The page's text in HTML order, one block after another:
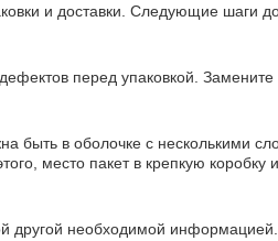
и доставки. Следующие шаги
перед упаковкой. Замените
быть в оболочке с несколькими
место пакет в крепкую коробку
другой необходимой